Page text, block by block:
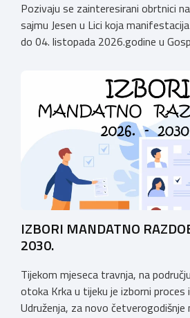
Pozivaju se zainteresirani obrtnici
sajmu Jesen u Lici koja
do 04. listopada 2026.godine u
u Gospiću i prerasla je u
kulturnu i etno manifestaciju na
županije. Organizator izložbe […]
IZBORI MANDATNO
2030.
Tijekom mjeseca travnja, na
otoka Krka u tijeku je izborni proces
Udruženja, za novo